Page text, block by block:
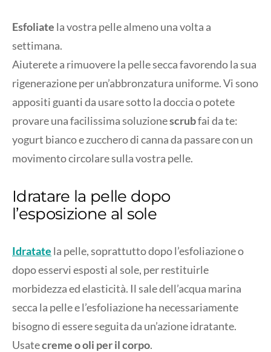
Esfoliate la vostra pelle almeno una volta a
settimana.
Aiuterete a rimuovere la pelle secca favorendo la sua
rigenerazione per un’abbronzatura uniforme. Vi sono
appositi guanti da usare sotto la doccia o potete
provare una facilissima soluzionescrubfai da te:
yogurt bianco e zucchero di canna da passare con un
movimento circolare sulla vostra pelle.
Idratare la pelle dopo
l’esposizione al sole
Idratate la pelle, soprattutto dopo l’esfoliazione o
dopo esservi esposti al sole, per restituirle
morbidezza ed elasticità. Il sale dell’acqua marina
secca la pelle e l’esfoliazione ha necessariamente
bisogno di essere seguita da un’azione idratante.
Usatecreme o oli per il corpo.